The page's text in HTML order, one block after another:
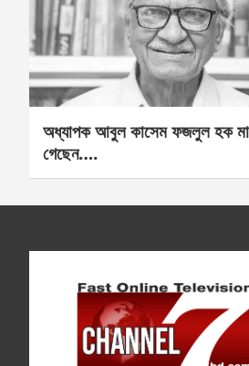
অধ্যাপক আবুল কাসেম ফজলুল হক
গেছেন….